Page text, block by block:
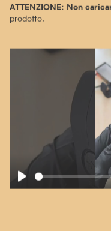
ATTENZIONE: Non
prodotto.